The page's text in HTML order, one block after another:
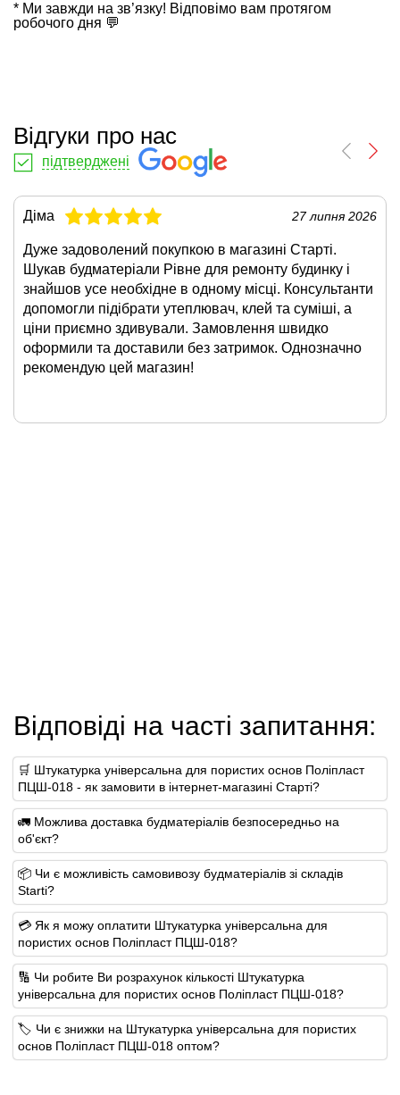
* Ми завжди на зв’язку! Відповімо вам протягом
робочого дня 💬
Відгуки про нас
підтверджені
Діма 27 липня 2026
Дуже задоволений покупкою в магазині Старті.
Шукав будматеріали Рівне для ремонту будинку і
знайшов усе необхідне в одному місці. Консультанти
допомогли підібрати утеплювач, клей та суміші, а
ціни приємно здивували. Замовлення швидко
оформили та доставили без затримок. Однозначно
рекомендую цей магазин!
Відповіді на часті запитання:
🛒 Штукатурка універсальна для пористих основ Поліпласт
ПЦШ-018 - як замовити в інтернет-магазині Старті?
🚛 Можлива доставка будматеріалів безпосередньо на
об'єкт?
📦 Чи є можливість самовивозу будматеріалів зі складів
Starti?
💳 Як я можу оплатити Штукатурка універсальна для
пористих основ Поліпласт ПЦШ-018?
🔢 Чи робите Ви розрахунок кількості Штукатурка
універсальна для пористих основ Поліпласт ПЦШ-018?
🏷️ Чи є знижки на Штукатурка універсальна для пористих
основ Поліпласт ПЦШ-018 оптом?